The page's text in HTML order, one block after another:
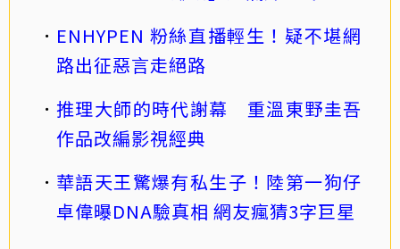
ENHYPEN 粉絲直播輕生！疑不堪網
路出征惡言走絕路
推理大師的時代謝幕 重溫東野圭吾
作品改編影視經典
華語天王驚爆有私生子！陸第一狗仔
卓偉曝DNA驗真相 網友瘋猜3字巨星